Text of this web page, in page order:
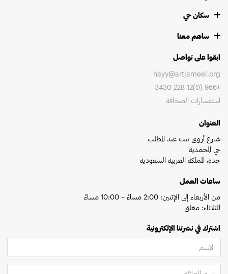
سكان حي
ساهم معنا
ابقوا على تواصل
hayy@artjameel.org
+966 (0)12 228 3430
استفسارات الصحافة
العنوان
شارع أروى بنت عبد المطلب
حي المحمدية
جدة، المملكة العربية السعودية
ساعات العمل
من الأربعاء إلى الإثنين: 2:00 مساءً – 10:00 مساءً
الثلاثاء: مغلق
اشترك في نشرتنا الإلكترونية